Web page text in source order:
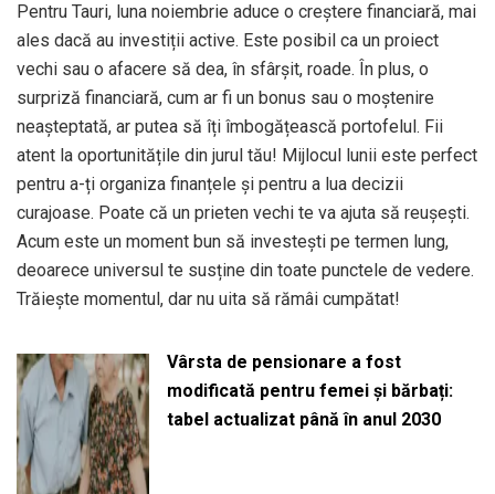
Pentru Tauri, luna noiembrie aduce o creștere financiară, mai
ales dacă au investiții active. Este posibil ca un proiect
vechi sau o afacere să dea, în sfârșit, roade. În plus, o
surpriză financiară, cum ar fi un bonus sau o moștenire
neașteptată, ar putea să îți îmbogățească portofelul. Fii
atent la oportunitățile din jurul tău! Mijlocul lunii este perfect
pentru a-ți organiza finanțele și pentru a lua decizii
curajoase. Poate că un prieten vechi te va ajuta să reușești.
Acum este un moment bun să investești pe termen lung,
deoarece universul te susține din toate punctele de vedere.
Trăiește momentul, dar nu uita să rămâi cumpătat!
Vârsta de pensionare a fost
modificată pentru femei și bărbați:
tabel actualizat până în anul 2030